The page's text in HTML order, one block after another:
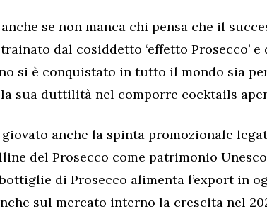
se non manca chi pensa che il
dal cosiddetto ‘effetto Prosecco’ e
si è conquistato in tutto il mondo sia
sua duttilità nel comporre cocktails
anche la spinta promozionale
del Prosecco come patrimonio
di Prosecco alimenta l’export in
sul mercato interno la crescita nel